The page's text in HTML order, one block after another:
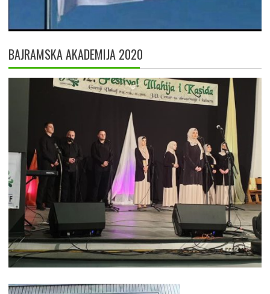
BAJRAMSKA AKADEMIJA 2020